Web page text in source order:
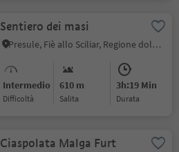
Sentiero dei masi
Presule, Fiè allo Sciliar, Regione dolomitica Alpe di Siusi
Intermedio
Difficoltà
610 m
Salita
3h:19 Min
durata
Ciaspolata Malga Furt